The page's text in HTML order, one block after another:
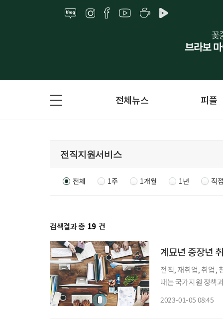
전체뉴스 피플
전체 1주 1개월 1년 직
검색결과 총 19 건
계묘년 중장년
전직, 재취업, 취업,
때는 국가지원 정책
2023-01-05 08:45